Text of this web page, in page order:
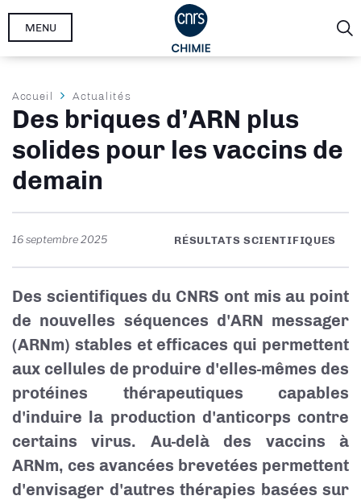
Aller
MENU
Fil
d'Ariane
Accueil Actualités
Des briques d’ARN plus
solides pour les vaccins de
demain
16 septembre 2025 RÉSULTATS SCIENTIFIQUES
Des scientifiques du CNRS ont mis au point
de nouvelles séquences d'ARN messager
(ARNm) stables et efficaces qui permettent
aux cellules de produire d'elles-mêmes des
protéines thérapeutiques capables
d'induire la production d'anticorps contre
certains virus. Au-delà des vaccins à
ARNm, ces avancées brevetées permettent
d'envisager d'autres thérapies basées sur